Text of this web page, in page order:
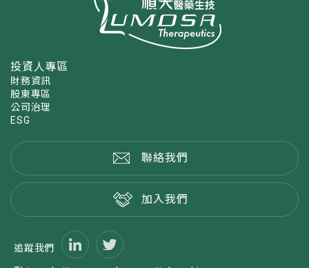
投資人專區
財務資訊
股東專區
公司治理
ESG
聯絡我們
加入我們
追蹤我們